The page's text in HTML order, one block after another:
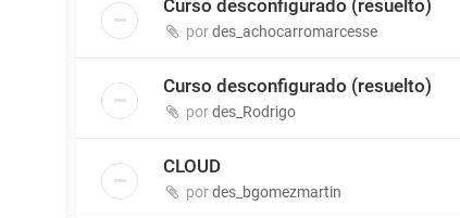
Curso desconfigurado (resuelto)
pordes_achocarromarcesse
Curso desconfigurado (resuelto)
pordes_Rodrigo
CLOUD
pordes_bgomezmartin